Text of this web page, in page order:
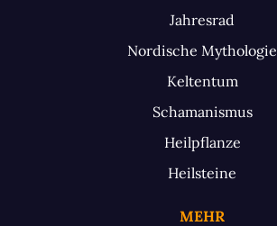
Jahresrad
Nordische Mythologie
Keltentum
Schamanismus
Heilpflanze
Heilsteine
MEHR